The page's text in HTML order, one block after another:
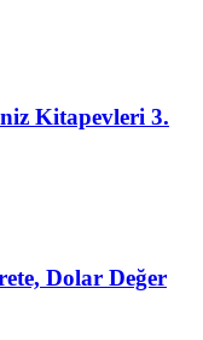
Kitapevleri 3.
Dolar Değer